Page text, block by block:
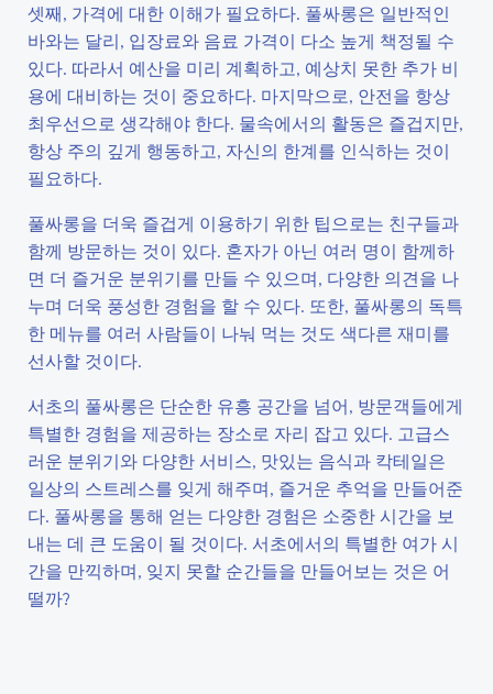
셋째, 가격에 대한 이해가 필요하다. 풀싸롱은 일반적인
바와는 달리, 입장료와 음료 가격이 다소 높게 책정될 수
있다. 따라서 예산을 미리 계획하고, 예상치 못한 추가 비
용에 대비하는 것이 중요하다. 마지막으로, 안전을 항상
최우선으로 생각해야 한다. 물속에서의 활동은 즐겁지만,
항상 주의 깊게 행동하고, 자신의 한계를 인식하는 것이
필요하다.
풀싸롱을 더욱 즐겁게 이용하기 위한 팁으로는 친구들과
함께 방문하는 것이 있다. 혼자가 아닌 여러 명이 함께하
면 더 즐거운 분위기를 만들 수 있으며, 다양한 의견을 나
누며 더욱 풍성한 경험을 할 수 있다. 또한, 풀싸롱의 독특
한 메뉴를 여러 사람들이 나눠 먹는 것도 색다른 재미를
선사할 것이다.
서초의 풀싸롱은 단순한 유흥 공간을 넘어, 방문객들에게
특별한 경험을 제공하는 장소로 자리 잡고 있다. 고급스
러운 분위기와 다양한 서비스, 맛있는 음식과 칵테일은
일상의 스트레스를 잊게 해주며, 즐거운 추억을 만들어준
다. 풀싸롱을 통해 얻는 다양한 경험은 소중한 시간을 보
내는 데 큰 도움이 될 것이다. 서초에서의 특별한 여가 시
간을 만끽하며, 잊지 못할 순간들을 만들어보는 것은 어
떨까?